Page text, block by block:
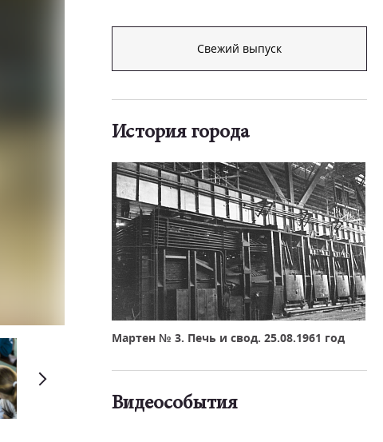
Свежий выпуск
История города
Мартен № 3. Печь и свод. 25.08.1961 год
Видеособытия